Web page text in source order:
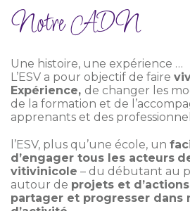
Notre ADN
Une histoire, une expérience …
L’ESV a pour objectif de faire
Expérience, de changer les
de la formation et de
apprenants et des
l’ESV, plus qu’une école, un
d’engager tous les acteurs
vitivinicole – du débutant au
autour de projets et
partager et progresser dans